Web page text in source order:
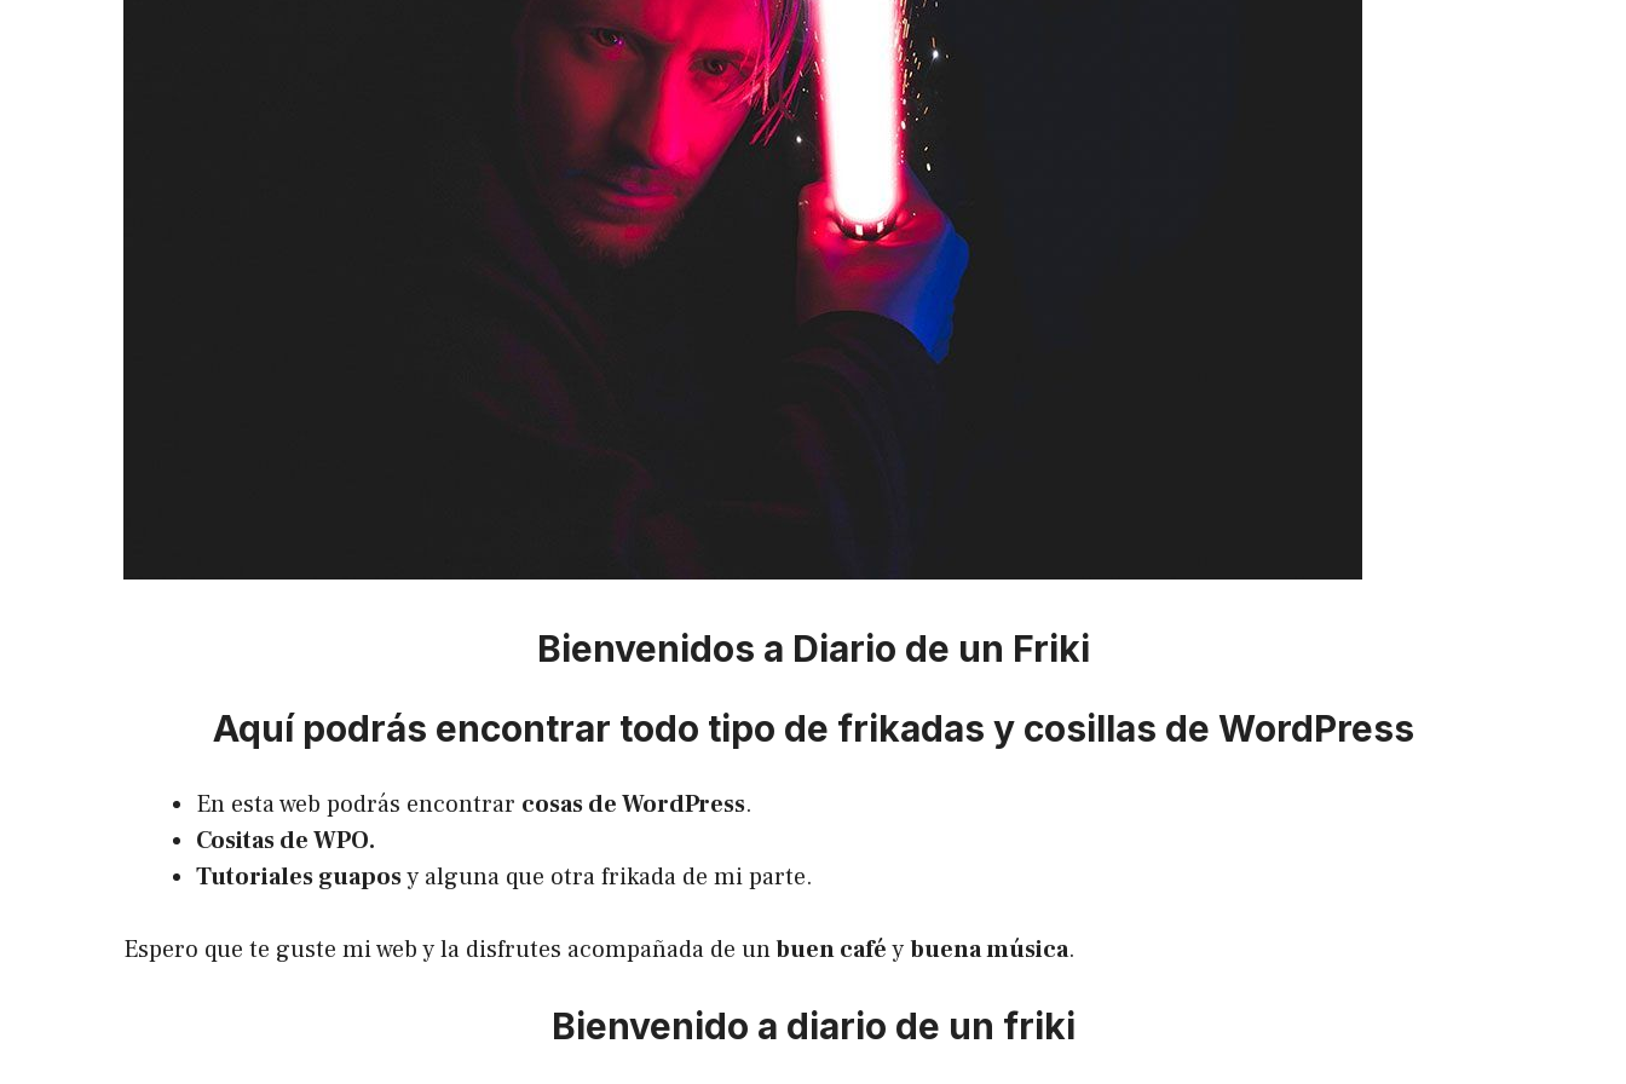
Bienvenidos a Diario de un Friki
Aquí podrás encontrar todo tipo de frikadas y cosillas de WordPress
En esta web podrás encontrar cosas de WordPress.
Cositas de WPO.
Tutoriales guaposy alguna que otra frikada de mi parte.
Espero que te guste mi web y la disfrutes acompañada de unbuen caféybuena música.
Bienvenido a diario de un friki